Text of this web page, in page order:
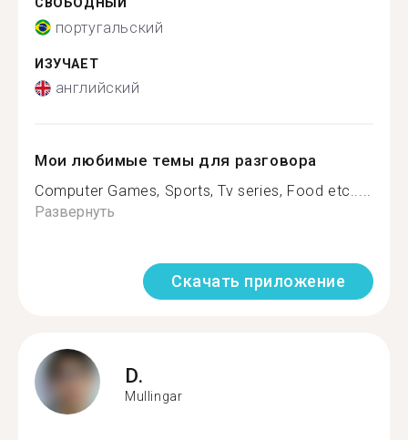
СВОБОДНЫЙ
португальский
ИЗУЧАЕТ
английский
Мои любимые темы для разговора
Computer Games, Sports, Tv series, Food etc.....
Развернуть
Скачать приложение
D.
Mullingar